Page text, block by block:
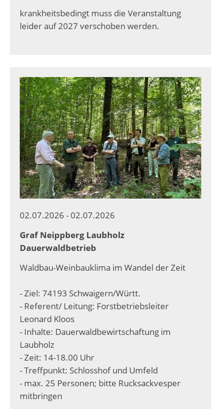
krankheitsbedingt muss die Veranstaltung
leider auf 2027 verschoben werden.
02.07.2026 - 02.07.2026
Graf Neippberg Laubholz
Dauerwaldbetrieb
Waldbau-Weinbauklima im Wandel der Zeit
- Ziel: 74193 Schwaigern/Württ.
- Referent/ Leitung: Forstbetriebsleiter
Leonard Kloos
- Inhalte: Dauerwaldbewirtschaftung im
Laubholz
- Zeit: 14-18.00 Uhr
- Treffpunkt: Schlosshof und Umfeld
- max. 25 Personen; bitte Rucksackvesper
mitbringen